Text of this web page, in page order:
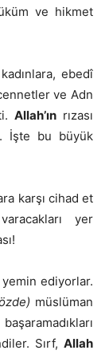
ve hikmet
ebedî
ve Adn
Allah’ın rızası
İşte bu büyük
karşı cihad et
yer
yemin ediyorlar.
müslüman
Sırf,Allah